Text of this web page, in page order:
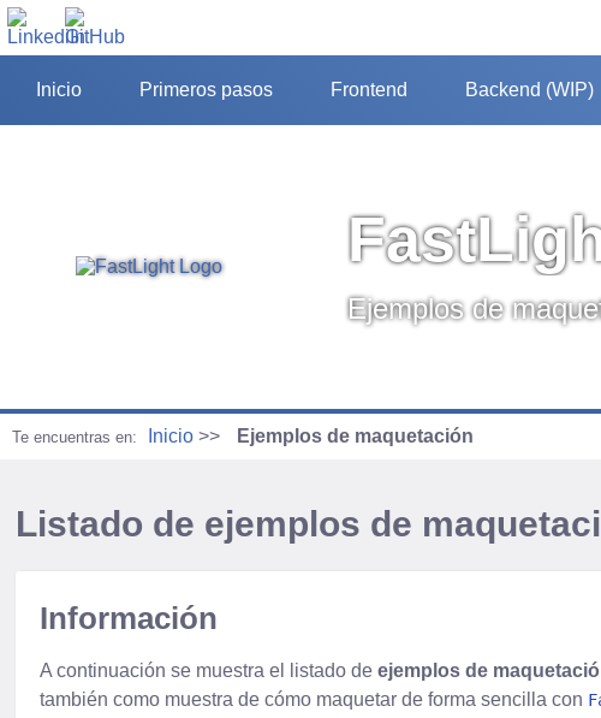
Inicio Primeros pasos Frontend Backend (WIP)
Ejemplos de
Te encuentras en: Inicio Ejemplos de maquetación
Listado de ejemplos de
Información
A continuación se muestra el listado deejemplos de
también como muestra de cómo maquetar de forma sencilla con